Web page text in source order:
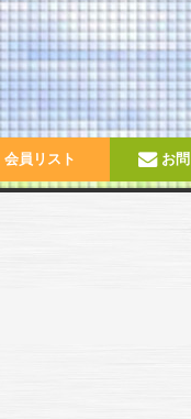
会員リスト お問